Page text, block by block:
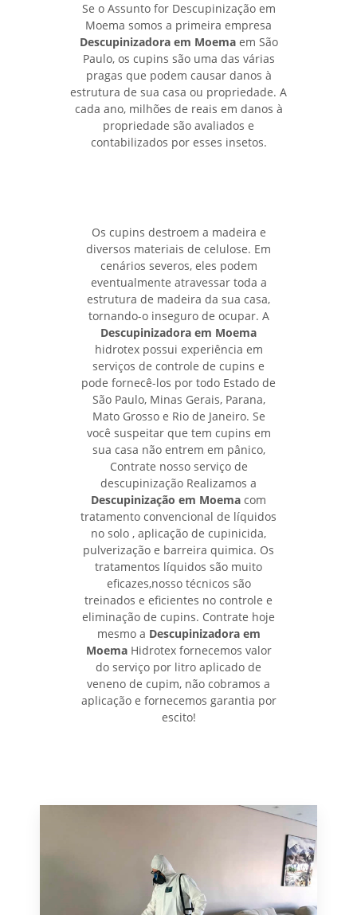
Se o Assunto for Descupinização em
Moema somos a primeira empresa
Descupinizadora em Moemaem São
Paulo, os cupins são uma das várias
pragas que podem causar danos à
estrutura de sua casa ou propriedade. A
cada ano, milhões de reais em danos à
propriedade são avaliados e
contabilizados por esses insetos.
Os cupins destroem a madeira e
diversos materiais de celulose. Em
cenários severos, eles podem
eventualmente atravessar toda a
estrutura de madeira da sua casa,
tornando-o inseguro de ocupar. A
Descupinizadora em Moema
hidrotex possui experiência em
serviços de controle de cupins e
pode fornecê-los por todo Estado de
São Paulo, Minas Gerais, Parana,
Mato Grosso e Rio de Janeiro. Se
você suspeitar que tem cupins em
sua casa não entrem em pânico,
Contrate nosso serviço de
descupinização Realizamos a
Descupinização em Moema com
tratamento convencional de líquidos
no solo , aplicação de cupinicida,
pulverização e barreira quimica. Os
tratamentos líquidos são muito
eficazes,nosso técnicos são
treinados e eficientes no controle e
eliminação de cupins. Contrate hoje
mesmo a Descupinizadora em
MoemaHidrotex fornecemos valor
do serviço por litro aplicado de
veneno de cupim, não cobramos a
aplicação e fornecemos garantia por
escito!